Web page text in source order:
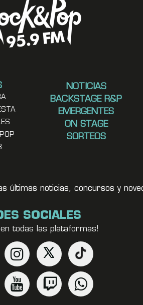
NOTICIAS
BACKSTAGE R&P
EMERGENTES
ON STAGE
SORTEOS
últimas noticias, concursos y
SOCIALES
todas las plataformas!